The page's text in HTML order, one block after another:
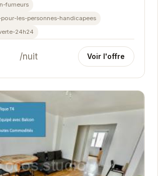
fumeurs
les-personnes-handicapees
24h24
/nuit Voir l'offre